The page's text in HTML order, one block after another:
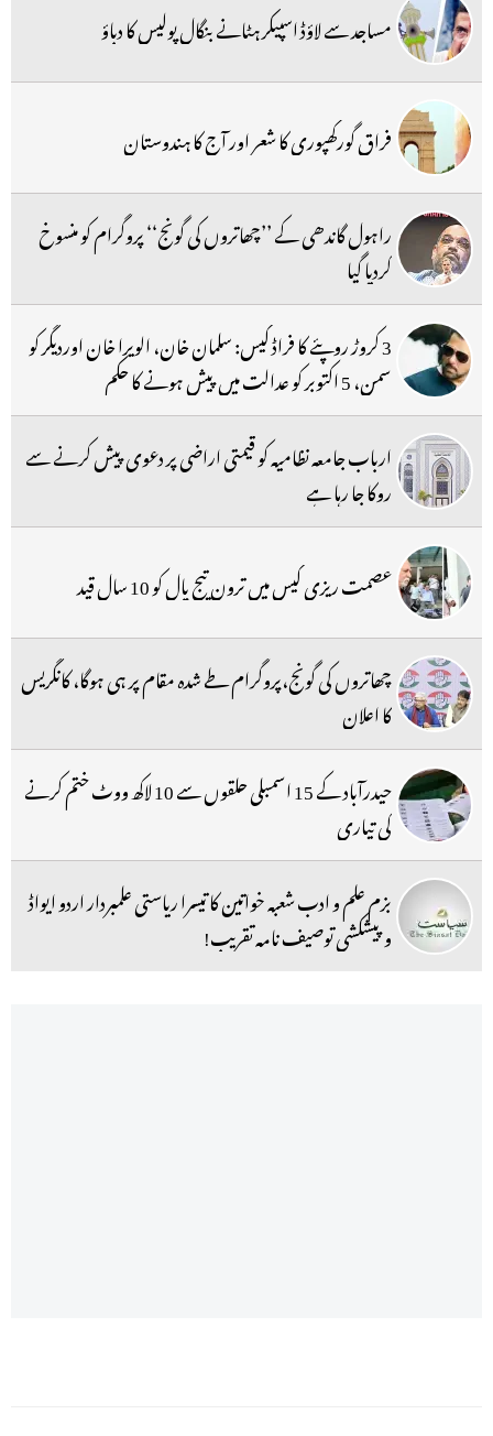
مساجد سے لاؤڈ اسپیکر ہٹانے بنگال پولیس کا دباؤ
فراق گورکھپوری کا شعر اور آج کا ہندوستان
راہول گاندھی کے ’’چھاتروں کی گونج‘‘ پروگرام کو منسوخ
کردیا گیا
3 کروڑ روپئے کا فراڈ کیس: سلمان خان، الویرا خان اوردیگر کو
سمن، 5 اکتوبر کو عدالت میں پیش ہونے کا حکم
ارباب جامعہ نظامیہ کو قیمتی اراضی پر دعوی پیش کرنے سے
روکا جا رہا ہے
عصمت ریزی کیس میں ترون تیج پال کو 10 سال قید
چھاتروں کی گونج،پروگرام طے شدہ مقام پر ہی ہوگا، کانگریس
کا اعلان
حیدرآباد کے 15 اسمبلی حلقوں سے 10 لاکھ ووٹ ختم کرنے
کی تیاری
بزم علم و ادب شعبہ خواتین کا تیسرا ریاستی علمبردار اردو ایواڈ
و پیشکشی توصیف نامہ تقریب!